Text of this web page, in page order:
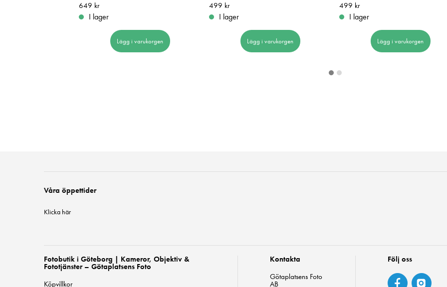
Pris: 649 kr
649 kr
I lager
Lägg i varukorgen
Pris: 499 kr
499 kr
I lager
Lägg i varukorgen
Pris: 499 kr
499 kr
I lager
Lägg i varukorgen
Våra öppettider
Klicka här
Fotobutik i Göteborg | Kameror, Objektiv &
Fototjänster – Götaplatsens Foto
Köpvillkor
Kontakta
Götaplatsens Foto
AB
Följ oss